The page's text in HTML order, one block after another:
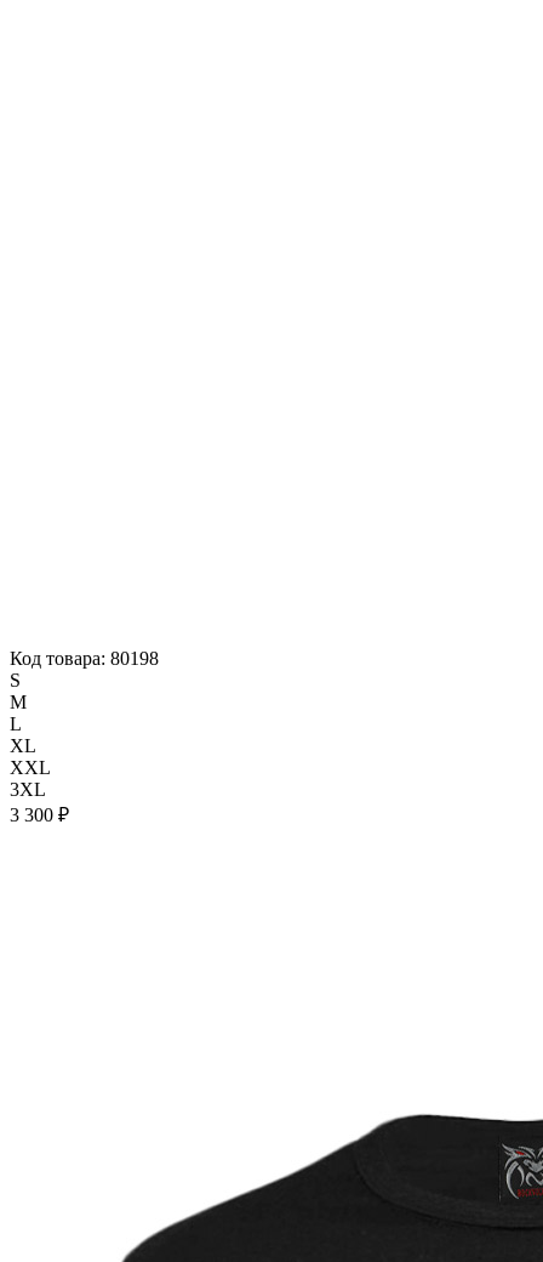
Код товара: 80198
S
M
L
XL
XXL
3XL
3 300 ₽